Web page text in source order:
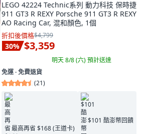
LEGO 42224 Technic系列 動力科技 保時捷
911 GT3 R REXY Porsche 911 GT3 R REXY
AO Racing Car, 混和顏色, 1個
折扣後價格$4,799
30% $3,359
明天 8/8 (六)預計送達
免運 ∙ 免費退貨
(21)
最高再省 $168 (王道卡)
$101 酷澎幣回饋